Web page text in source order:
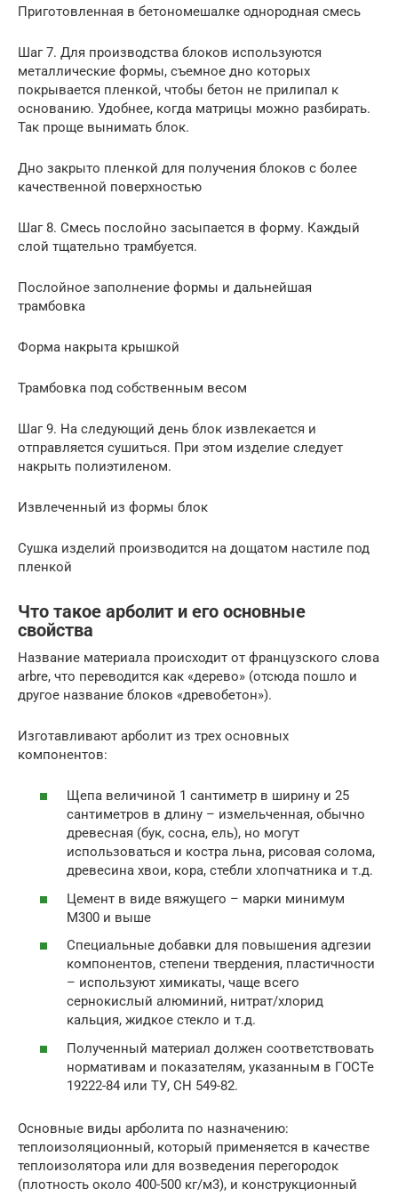
Приготовленная в бетономешалке однородная смесь
Шаг 7. Для производства блоков используются
металлические формы, съемное дно которых
покрывается пленкой, чтобы бетон не прилипал к
основанию. Удобнее, когда матрицы можно разбирать.
Так проще вынимать блок.
Дно закрыто пленкой для получения блоков с более
качественной поверхностью
Шаг 8. Смесь послойно засыпается в форму. Каждый
слой тщательно трамбуется.
Послойное заполнение формы и дальнейшая
трамбовка
Форма накрыта крышкой
Трамбовка под собственным весом
Шаг 9. На следующий день блок извлекается и
отправляется сушиться. При этом изделие следует
накрыть полиэтиленом.
Извлеченный из формы блок
Сушка изделий производится на дощатом настиле под
пленкой
Что такое арболит и его основные
свойства
Название материала происходит от французского слова
arbre, что переводится как «дерево» (отсюда пошло и
другое название блоков «древобетон»).
Изготавливают арболит из трех основных
компонентов:
Щепа величиной 1 сантиметр в ширину и 25
сантиметров в длину – измельченная, обычно
древесная (бук, сосна, ель), но могут
использоваться и костра льна, рисовая солома,
древесина хвои, кора, стебли хлопчатника и т.д.
Цемент в виде вяжущего – марки минимум
М300 и выше
Специальные добавки для повышения адгезии
компонентов, степени твердения, пластичности
– используют химикаты, чаще всего
сернокислый алюминий, нитрат/хлорид
кальция, жидкое стекло и т.д.
Полученный материал должен соответствовать
нормативам и показателям, указанным в ГОСТе
19222-84 или ТУ, СН 549-82.
Основные виды арболита по назначению:
теплоизоляционный, который применяется в качестве
теплоизолятора или для возведения перегородок
(плотность около 400-500 кг/м3), и конструкционный